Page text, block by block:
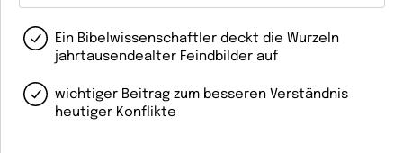
Ein Bibelwissenschaftler deckt die Wurzeln
jahrtausendealter Feindbilder auf
wichtiger Beitrag zum besseren Verständnis
heutiger Konflikte